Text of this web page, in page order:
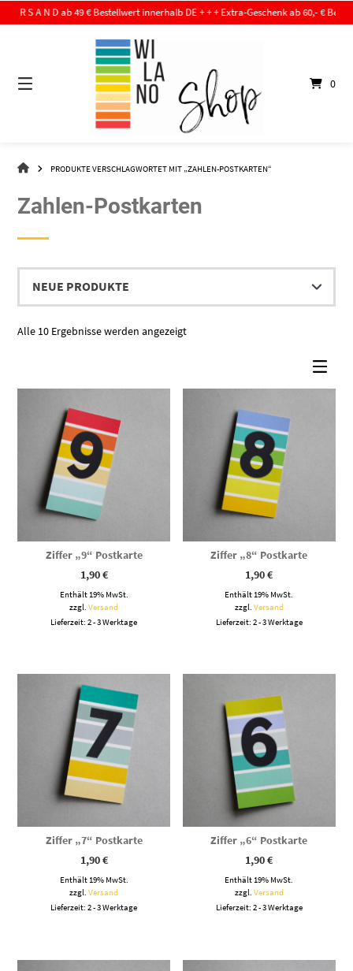
Springe
zum
A N D ab 49 € Bestellwert innerhalb DE + + + Extra-Geschenk ab 60,- € Bestellwert +
0
WI-
–
PRODUKTE VERSCHLAGWORTET MIT „ZAHLEN-POSTKARTEN“
Zahlen-Postkarten
Alle 10 Ergebnisse werden angezeigtNach
Ziffer „9“ Postkarte
1,90€
Enthält 19% MwSt.
zzgl.Versand
Lieferzeit: 2 - 3 Werktage
Ziffer „8“ Postkarte
1,90€
Enthält 19% MwSt.
zzgl. Versand
Lieferzeit: 2 - 3 Werktage
Ziffer „7“ Postkarte
1,90€
Enthält 19% MwSt.
zzgl.Versand
Lieferzeit: 2 - 3 Werktage
Ziffer „6“ Postkarte
1,90€
Enthält 19% MwSt.
zzgl. Versand
Lieferzeit: 2 - 3 Werktage